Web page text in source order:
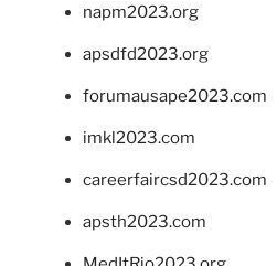
napm2023.org
apsdfd2023.org
forumausape2023.com
imkl2023.com
careerfaircsd2023.com
apsth2023.com